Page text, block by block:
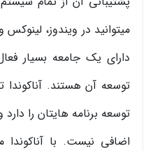
میتوانید در ویندوز،
دارای یک جامعه بسیار
توسعه آن هستند. آناکوندا
توسعه برنامه هایتان را
اضافی نیست. با